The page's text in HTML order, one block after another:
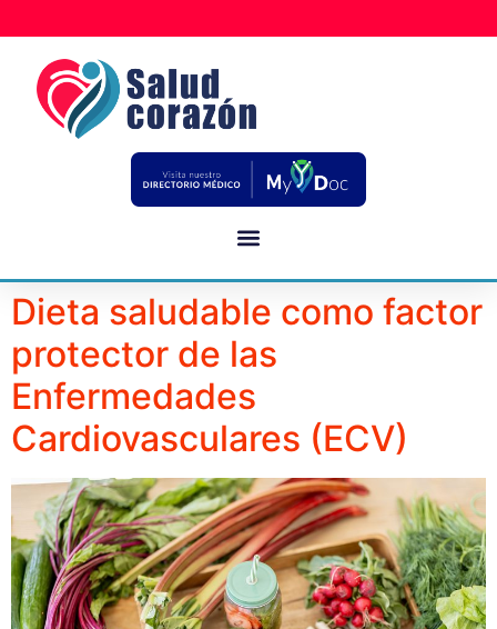
Dieta saludable como factor
protector de las
Enfermedades
Cardiovasculares (ECV)